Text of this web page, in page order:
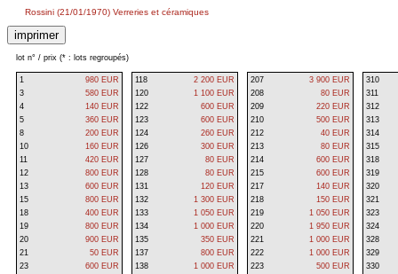
Rossini (21/01/1970) Verreries et céramiques
lot n° / prix (* : lots regroupés)
1
980 EUR
3
580 EUR
4
140 EUR
5
360 EUR
8
200 EUR
10
160 EUR
11
420 EUR
12
800 EUR
13
600 EUR
15
800 EUR
18
400 EUR
19
800 EUR
20
900 EUR
21
50 EUR
23
600 EUR
118
2 200 EUR
120
1 100 EUR
122
600 EUR
123
600 EUR
124
260 EUR
126
300 EUR
127
80 EUR
128
80 EUR
131
120 EUR
132
1 300 EUR
133
1 050 EUR
134
1 000 EUR
135
350 EUR
137
800 EUR
138
1 000 EUR
207
3 900 EUR
208
80 EUR
209
220 EUR
210
500 EUR
212
40 EUR
213
80 EUR
214
600 EUR
215
600 EUR
217
140 EUR
218
150 EUR
219
1 050 EUR
220
1 950 EUR
221
1 000 EUR
222
1 000 EUR
223
500 EUR
310
311
312
313
314
315
318
319
320
321
323
324
328
329
330